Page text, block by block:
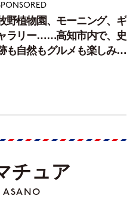
野植物園、モーニング、ギ
ラリー……高知市内で、史
も自然もグルメも楽しみ尽
チュア
ASANO